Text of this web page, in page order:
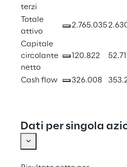
terzi
Totale
attivo
2.765.035
Capitale
circolante
netto
120.822 52.711
Cash flow 326.008
Dati per singola